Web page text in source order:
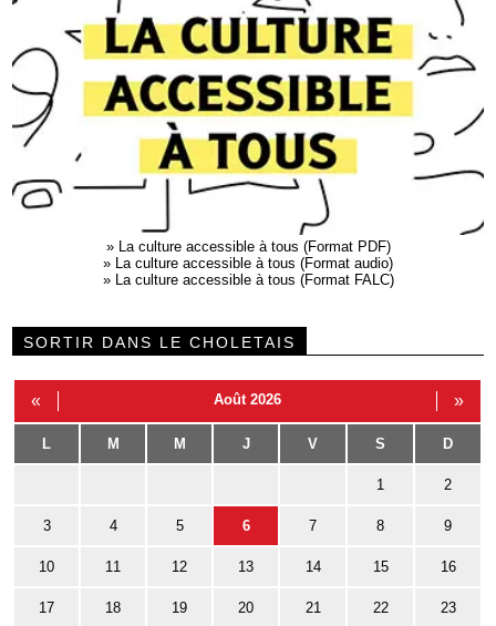
»
La culture accessible à tous (Format PDF)
»
La culture accessible à tous (Format audio)
»
La culture accessible à tous (Format FALC)
SORTIR DANS LE CHOLETAIS
« Août 2026 »
L M M J V S D
1 2
3 4 5 6 7 8 9
10 11 12 13 14 15 16
17 18 19 20 21 22 23